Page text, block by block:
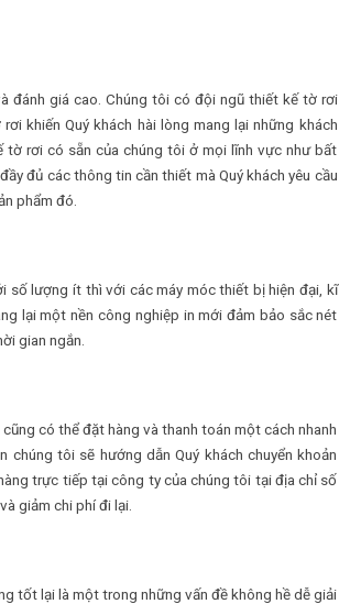
đánh giá cao. Chúng tôi có đội ngũ thiết kế tờ rơi
khiến Quý khách hài lòng mang lại những khách
tờ rơi có sẵn của chúng tôi ở mọi lĩnh vực như bất
đủ các thông tin cần thiết mà Quý khách yêu cầu
phẩm đó.
số lượng ít thì với các máy móc thiết bị hiện đại, kĩ
lại một nền công nghiệp in mới đảm bảo sắc nét
gian ngắn.
có thể đặt hàng và thanh toán một cách nhanh
tôi sẽ hướng dẫn Quý khách chuyển khoản
trực tiếp tại công ty của chúng tôi tại địa chỉ số
giảm chi phí đi lại.
tốt lại là một trong những vấn đề không hề dễ giải